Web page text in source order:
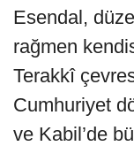
Esendal,
rağmen
Terakkî
Cumhuriyet
ve Kabil’de